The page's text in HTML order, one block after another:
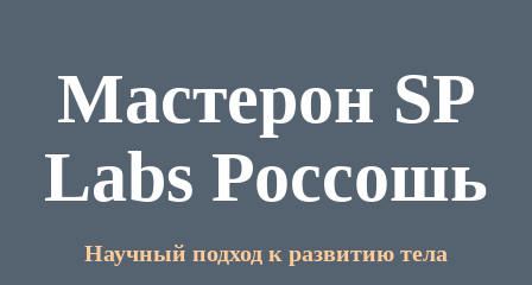
Мастерон SP
Labs Россошь
Научный подход к развитию тела